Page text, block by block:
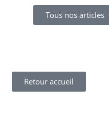
Tous nos articles
Retour accueil